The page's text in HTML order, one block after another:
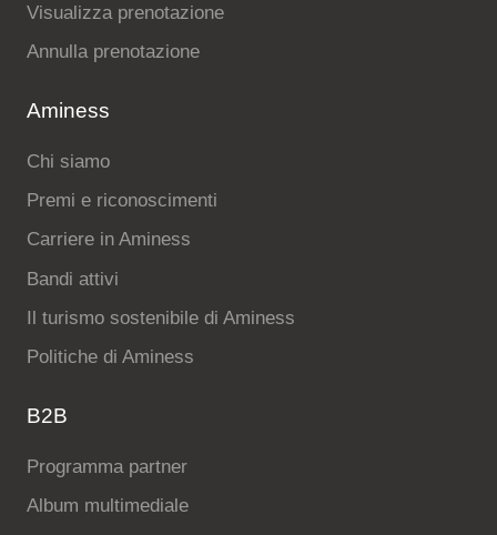
Visualizza prenotazione
Annulla prenotazione
Aminess
Chi siamo
Premi e riconoscimenti
Carriere in Aminess
Bandi attivi
Il turismo sostenibile di Aminess
Politiche di Aminess
B2B
Programma partner
Album multimediale